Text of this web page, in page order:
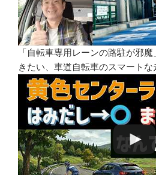
「自転車専用レーンの路駐が邪
きたい、車道自転車のスマートな